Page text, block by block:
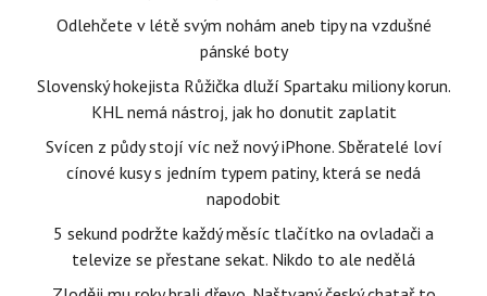
Odlehčete v létě svým nohám aneb tipy na vzdušné
pánské boty
Slovenský hokejista Růžička dluží Spartaku miliony korun.
KHL nemá nástroj, jak ho donutit zaplatit
Svícen z půdy stojí víc než nový iPhone. Sběratelé loví
cínové kusy s jedním typem patiny, která se nedá
napodobit
5 sekund podržte každý měsíc tlačítko na ovladači a
televize se přestane sekat. Nikdo to ale nedělá